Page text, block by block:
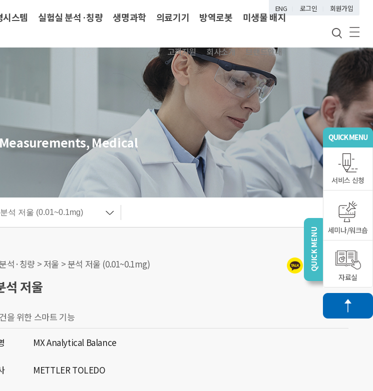
ENG 로그인 회원가입
스템 실험실 분석·칭량 생명과학 의료기기 방역로봇 미생물 배지
브랜드안내
회사소개
고객지원
서비스 신청
세미나/워크숍
자료실
Medical
석·칭량 > 저울 > 분석 저울 (0.01~0.1mg)
석 저울
을 위한 스마트 기능
MX Analytical Balance
METTLER TOLEDO